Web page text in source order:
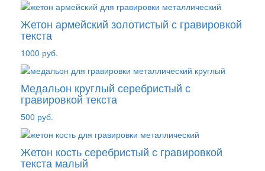
Жетон армейский золотистый с гравировкой
текста
1000 руб.
Медальон круглый серебристый с
гравировкой текста
500 руб.
Жетон кость серебристый с гравировкой
текста малый